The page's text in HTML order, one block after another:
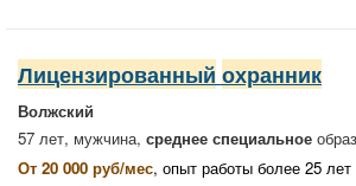
Лицензированный охранник
Волжский
57 лет, мужчина, среднее специальное
От 20 000 руб/мес, опыт работы более 25 лет